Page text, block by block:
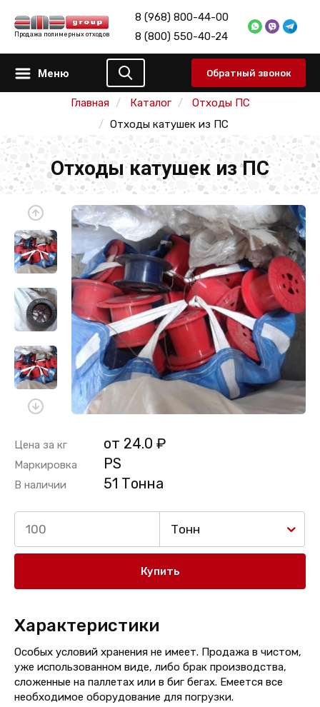
Продажа полимерных отходов
8 (968) 800-44-00
8 (800) 550-40-24
Меню Обратный звонок
Главная Каталог
Отходы ПС
Отходы катушек из ПС
Отходы катушек из ПС
Цена за кг от 24.0 ₽
Маркировка РS
В наличии 51 Тонна
Тонн
Купить
Характеристики
Особых условий хранения не имеет. Продажа в чистом,
уже использованном виде, либо брак производства,
сложенные на паллетах или в биг бегах. Емеется все
необходимое оборудование для погрузки.